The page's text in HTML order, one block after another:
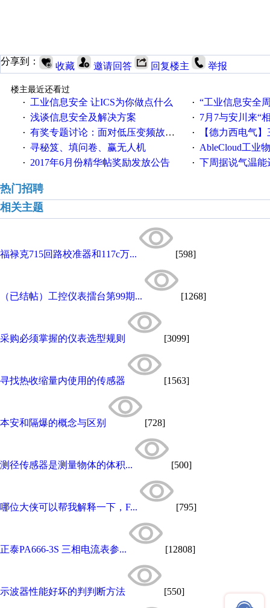
分享到： 收藏 邀请回答 回复楼主 举报
楼主最近还看过
·
工业信息安全 让ICS为你做点什么 · “工业信息安全周之我见”
· 浅谈信息安全及解决方案 · 7月7与安川来“
· 有奖专题讨论：面对低压变频故障，老手是这样解决的！ · 【德力西电气】三
· 寻秘笈、填问卷、赢无人机 · AbleCloud工业物联
· 2017年6月份精华帖奖励发放公告 · 下周据说气温能
热门招聘
相关主题
福禄克715回路校准器和117c万... [598]
（已结帖）工控仪表擂台第99期... [1268]
采购必须掌握的仪表选型规则 [3099]
寻找热收缩量内使用的传感器 [1563]
本安和隔爆的概念与区别 [728]
测径传感器是测量物体的体积... [500]
哪位大侠可以帮我解释一下，F... [795]
正泰PA666-3S 三相电流表参... [12808]
示波器性能好坏的判判断方法 [550]